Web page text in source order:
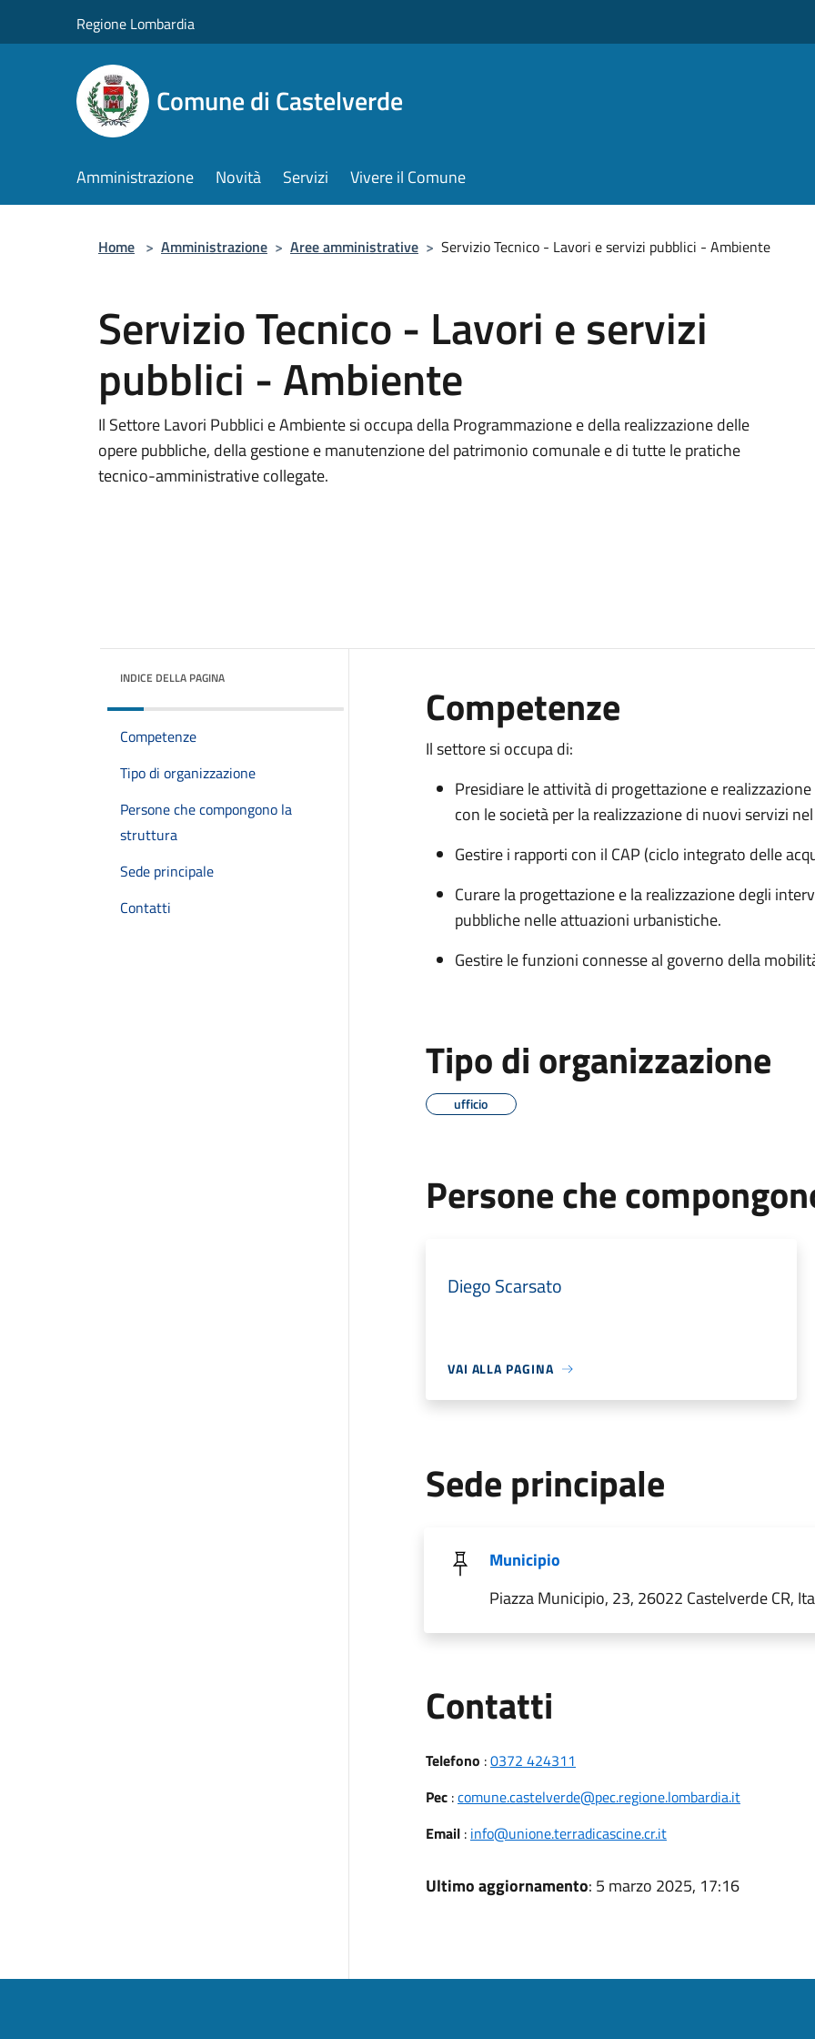
Regione Lombardia
Comune di Castelverde
Amministrazione Novità Servizi Vivere il Comune
Home > Amministrazione > Aree amministrative > Servizio Tecnico - Lavori e servizi pubblici - Ambiente
Servizio Tecnico - Lavori e servizi
pubblici - Ambiente
Il Settore Lavori Pubblici e Ambiente si occupa della Programmazione e della realizzazione delle
opere pubbliche, della gestione e manutenzione del patrimonio comunale e di tutte le pratiche
tecnico-amministrative collegate.
INDICE DELLA PAGINA
Competenze
Tipo di organizzazione
Persone che compongono la
struttura
Sede principale
Contatti
Competenze
Il settore si occupa di:
Presidiare le attività di progettazione e
con le società per la realizzazione di nuovi servizi
Gestire i rapporti con il CAP (ciclo integrato delle
Curare la progettazione e la realizzazione degli
pubbliche nelle attuazioni urbanistiche.
Gestire le funzioni connesse al governo della
Tipo di organizzazione
ufficio
Persone che
Diego Scarsato
VAI ALLA PAGINA
Sede principale
Municipio
Piazza Municipio, 23, 26022 Castelverde CR,
Contatti
Telefono :0372 424311
Pec:comune.castelverde@pec.regione.lombardia.it
Email: info@unione.terradicascine.cr.it
Ultimo aggiornamento: 5 marzo 2025, 17:16